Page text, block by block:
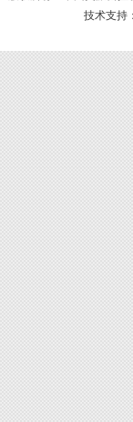
技术支持